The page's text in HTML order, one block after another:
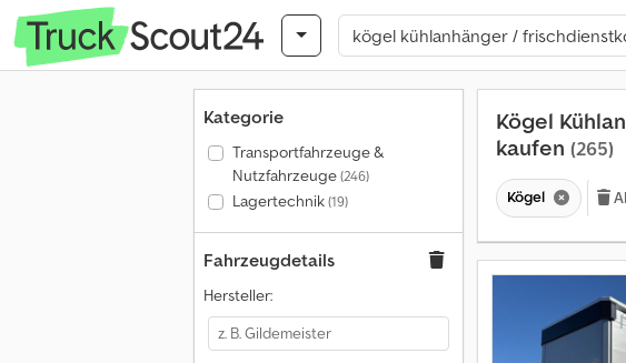
Kategorie
Transportfahrzeuge &
Nutzfahrzeuge(246)
Lagertechnik(19)
Fahrzeugdetails
Hersteller:
Kögel
kaufen (265)
Kögel